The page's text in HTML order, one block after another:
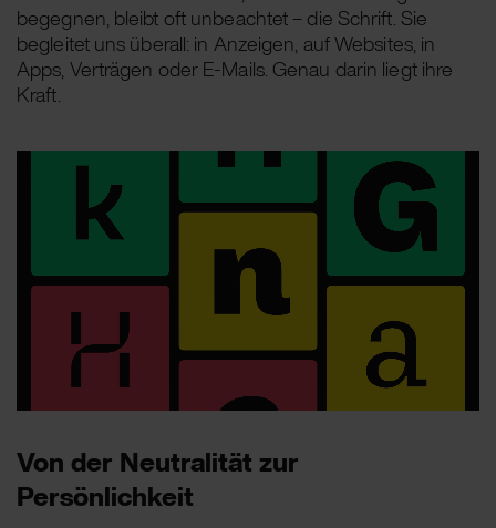
begegnen, bleibt oft unbeachtet – die Schrift. Sie
begleitet uns überall: in Anzeigen, auf Websites, in
Apps, Verträgen oder E-Mails. Genau darin liegt ihre
Kraft.
Von der Neutralität zur
Persönlichkeit